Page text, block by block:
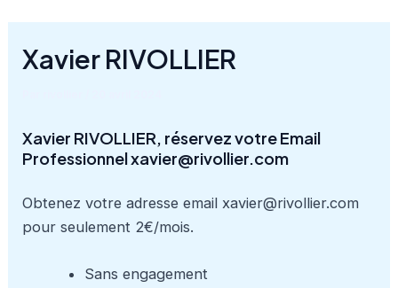
contenu
Xavier RIVOLLIER
Xavier RIVOLLIER, réservez votre Email
Professionnel xavier@rivollier.com
Obtenez votre adresse email xavier@rivollier.com
pour seulement 2€/mois.
Sans engagement